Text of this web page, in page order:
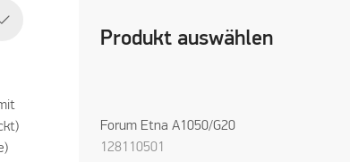
Produkt auswählen
Forum Etna A1050/G20
128110501